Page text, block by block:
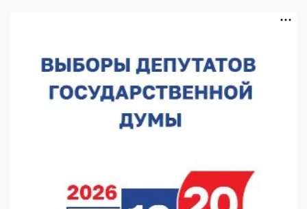
инициативы
07.08.2026 15:15